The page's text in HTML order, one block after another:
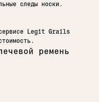
следы носки.
сервисе Legit Grails
ремень